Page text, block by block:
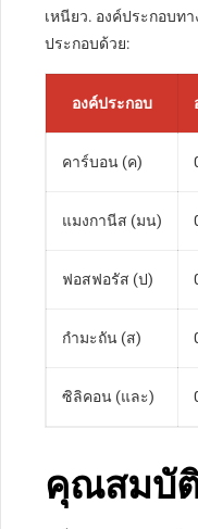
เหนียว. องค์ประกอบท
ประกอบด้วย:
องค์ประกอบ
คาร์บอน (ค)
แมงกานีส (มน)
ฟอสฟอรัส (ป)
กำมะถัน (ส)
ซิลิคอน (และ)
คุณสมบั